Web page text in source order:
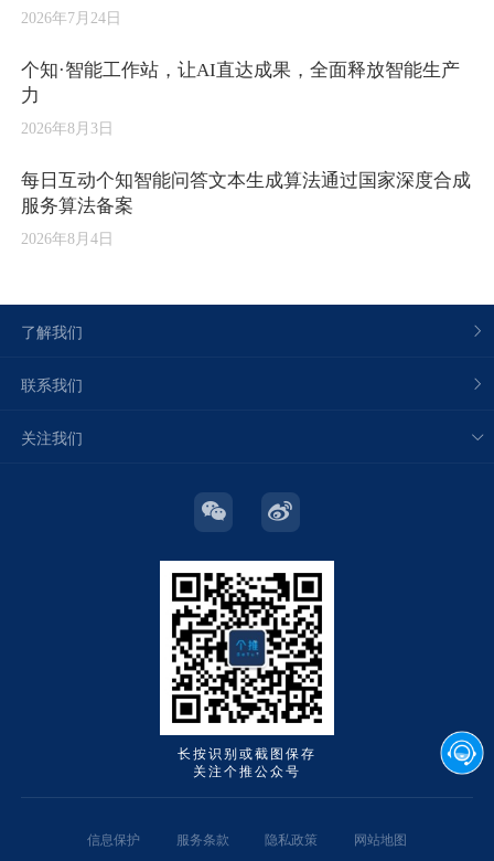
2026年7月24日
个知·智能工作站，让AI直达成果，全面释放智能生产
力
2026年8月3日
每日互动个知智能问答文本生成算法通过国家深度合成
服务算法备案
2026年8月4日
了解我们
联系我们
关注我们
长按识别或截图保存
关注个推公众号
信息保护 服务条款 隐私政策 网站地图